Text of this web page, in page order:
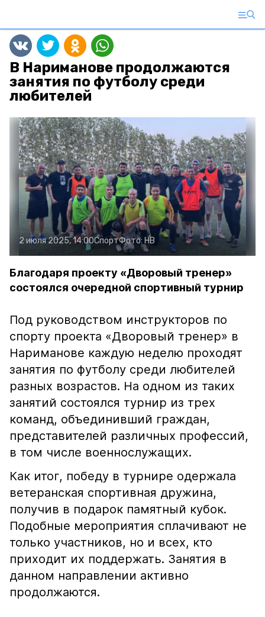
В Нариманове продолжаются
занятия по футболу среди
любителей
2 июля 2025, 14:00СпортФото: НВ
Благодаря проекту «Дворовый тренер»
состоялся очередной спортивный турнир
Под руководством инструкторов по
спорту проекта «Дворовый тренер» в
Нариманове каждую неделю проходят
занятия по футболу среди любителей
разных возрастов. На одном из таких
занятий состоялся турнир из трех
команд, объединивший граждан,
представителей различных профессий,
в том числе военнослужащих.
Как итог, победу в турнире одержала
ветеранская спортивная дружина,
получив в подарок памятный кубок.
Подобные мероприятия сплачивают не
только участников, но и всех, кто
приходит их поддержать. Занятия в
данном направлении активно
продолжаются.